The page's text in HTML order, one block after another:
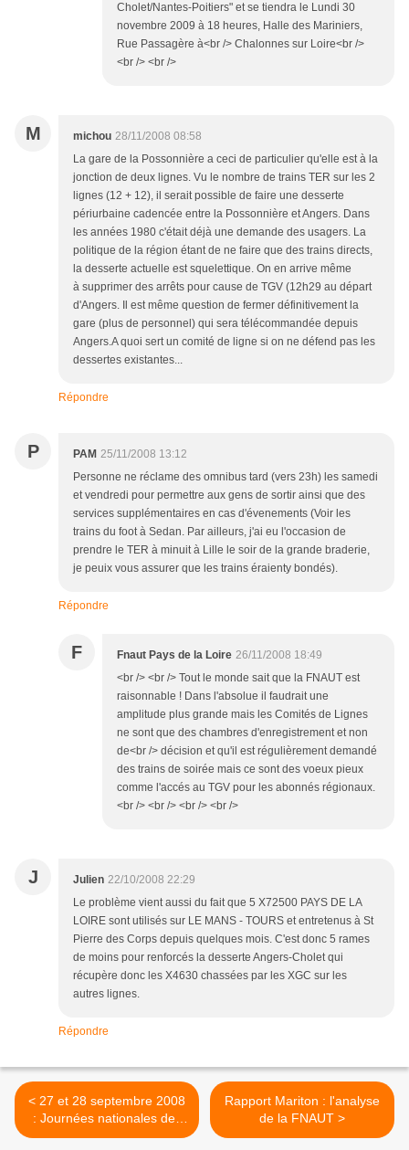
Cholet/Nantes-Poitiers" et se tiendra le Lundi 30
novembre 2009 à 18 heures, Halle des Mariniers,
Rue Passagère à<br /> Chalonnes sur Loire<br />
<br /> <br />
M michou 28/11/2008 08:58
La gare de la Possonnière a ceci de particulier qu'elle est à la
jonction de deux lignes. Vu le nombre de trains TER sur les 2
lignes (12 + 12), il serait possible de faire une desserte
périurbaine cadencée entre la Possonnière et Angers. Dans
les années 1980 c'était déjà une demande des usagers. La
politique de la région étant de ne faire que des trains directs,
la desserte actuelle est squelettique. On en arrive même
à supprimer des arrêts pour cause de TGV (12h29 au départ
d'Angers. Il est même question de fermer définitivement la
gare (plus de personnel) qui sera télécommandée depuis
Angers.A quoi sert un comité de ligne si on ne défend pas les
dessertes existantes...
Répondre
P PAM 25/11/2008 13:12
Personne ne réclame des omnibus tard (vers 23h) les samedi
et vendredi pour permettre aux gens de sortir ainsi que des
services supplémentaires en cas d'évenements (Voir les
trains du foot à Sedan. Par ailleurs, j'ai eu l'occasion de
prendre le TER à minuit à Lille le soir de la grande braderie,
je peuix vous assurer que les trains éraienty bondés).
Répondre
F Fnaut Pays de la Loire 26/11/2008 18:49
<br /> <br /> Tout le monde sait que la FNAUT est
raisonnable ! Dans l'absolue il faudrait une
amplitude plus grande mais les Comités de Lignes
ne sont que des chambres d'enregistrement et non
de<br /> décision et qu'il est régulièrement demandé
des trains de soirée mais ce sont des voeux pieux
comme l'accés au TGV pour les abonnés régionaux.
<br /> <br /> <br /> <br />
J Julien 22/10/2008 22:29
Le problème vient aussi du fait que 5 X72500 PAYS DE LA
LOIRE sont utilisés sur LE MANS - TOURS et entretenus à St
Pierre des Corps depuis quelques mois. C'est donc 5 rames
de moins pour renforcés la desserte Angers-Cholet qui
récupère donc les X4630 chassées par les XGC sur les
autres lignes.
Répondre
< 27 et 28 septembre 2008
: Journées nationales des
véloroutes ...
Rapport Mariton : l'analyse
de la FNAUT >